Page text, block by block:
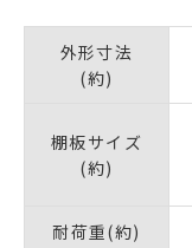
外形寸法
(約)
棚板サイズ
(約)
耐荷重(約)